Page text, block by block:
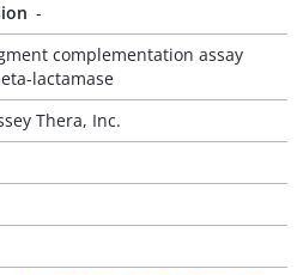
-
complementation assay
lactamase
Thera, Inc.